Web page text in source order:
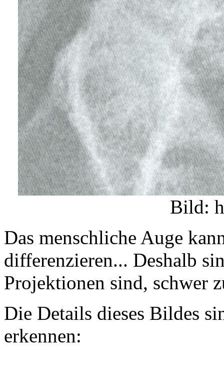
Bild:
Das menschliche Auge
differenzieren... Deshalb
Projektionen sind, schwer
Die Details dieses Bildes
erkennen: